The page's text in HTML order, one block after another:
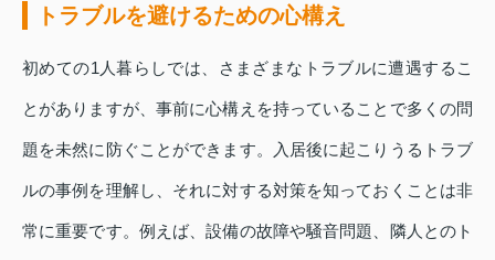
トラブルを避けるための心構え
初めての1人暮らしでは、さまざまなトラブルに遭遇するこ
とがありますが、事前に心構えを持っていることで多くの問
題を未然に防ぐことができます。入居後に起こりうるトラブ
ルの事例を理解し、それに対する対策を知っておくことは非
常に重要です。例えば、設備の故障や騒音問題、隣人とのト